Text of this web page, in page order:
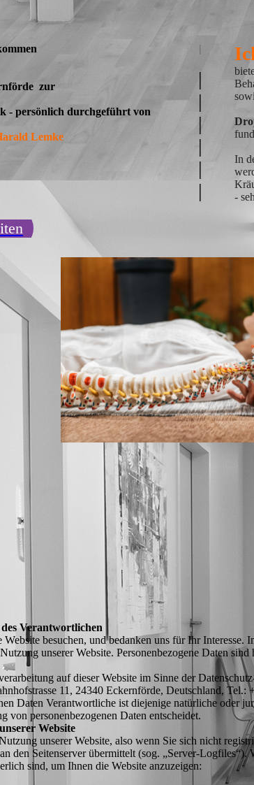
zur
- persönlich durchgeführt von
Lemke
|
|
|
|
|
|
|
In
-
Verantwortlichen
Website besuchen, und bedanken uns für Ihr
unserer Website. Personenbezogene Daten
auf dieser Website im Sinne der
11, 24340 Eckernförde, Deutschland,
Daten Verantwortliche ist diejenige natürliche oder
von personenbezogenen Daten entscheidet.
Website
unserer Website, also wenn Sie sich nicht
den Seitenserver übermittelt (sog. „Server-
sind, um Ihnen die Website anzuzeigen: